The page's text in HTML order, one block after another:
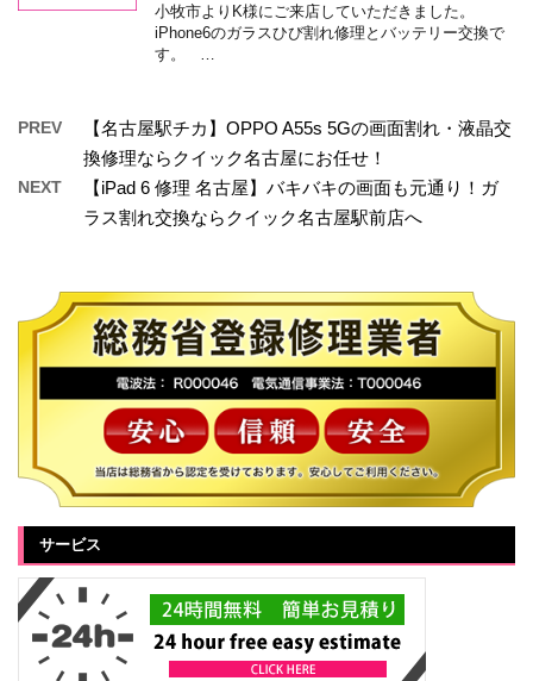
小牧市よりK様にご来店していただきました。
iPhone6のガラスひび割れ修理とバッテリー交換で
す。 …
PREV
【名古屋駅チカ】OPPO A55s 5Gの画面割れ・液晶交
換修理ならクイック名古屋にお任せ！
NEXT
【iPad 6 修理 名古屋】バキバキの画面も元通り！ガ
ラス割れ交換ならクイック名古屋駅前店へ
サービス